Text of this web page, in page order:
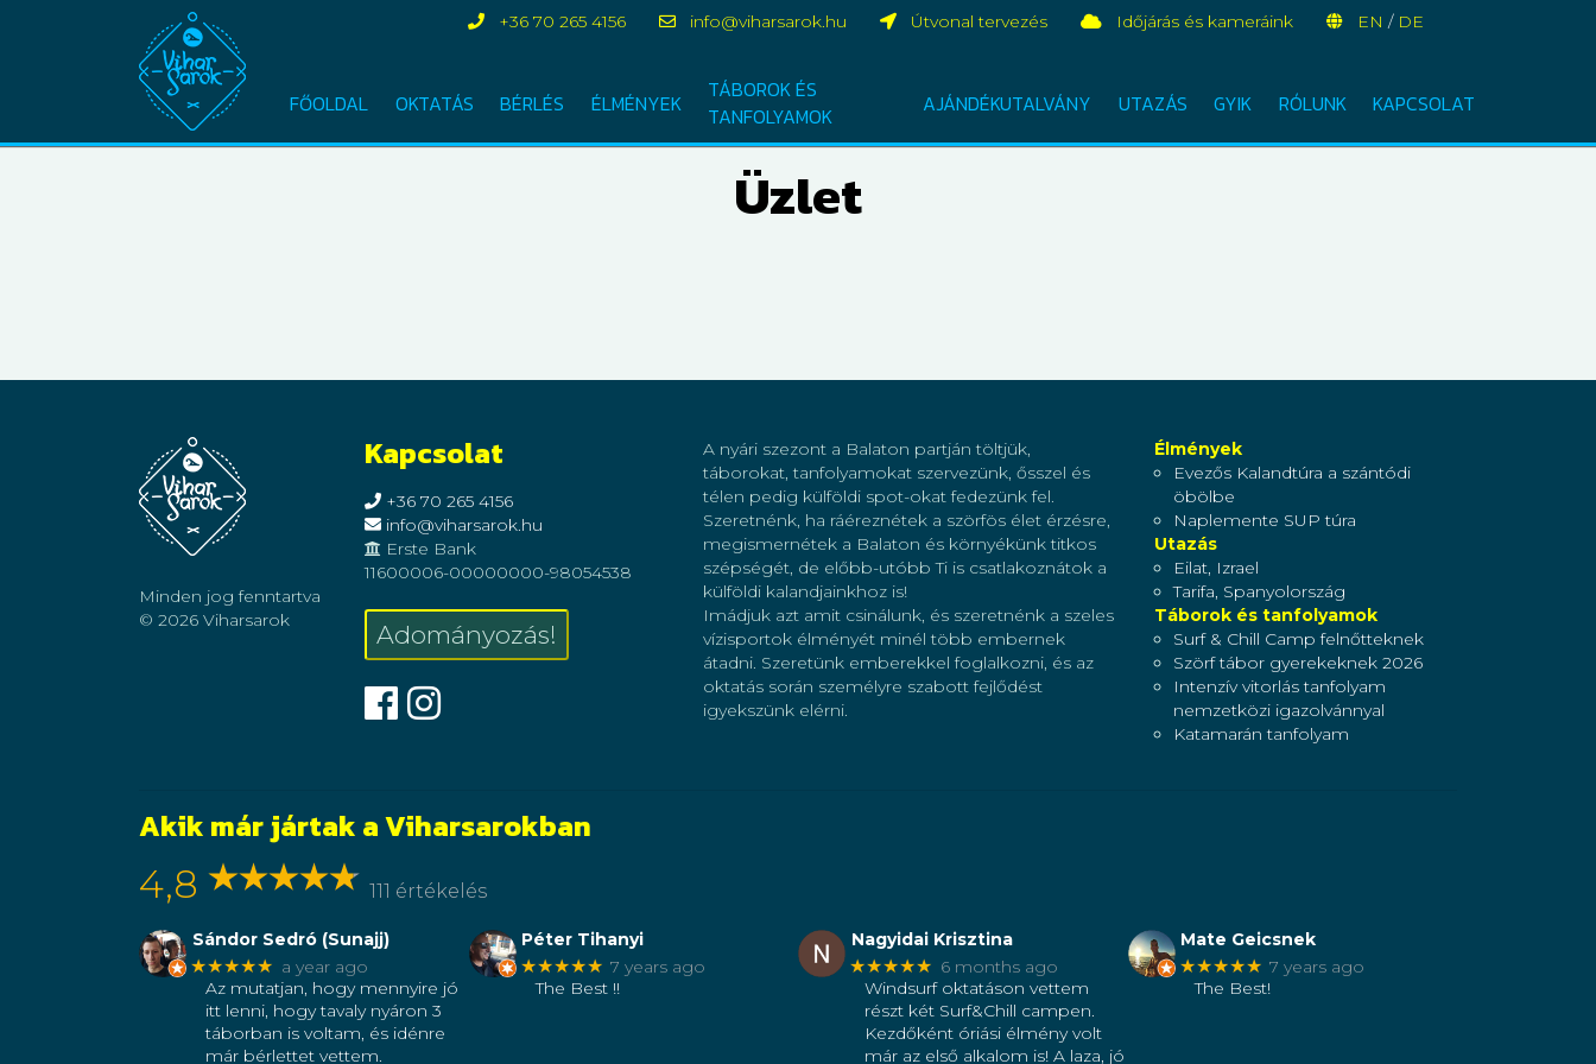
+36 70 265 4156 info@viharsarok.hu Útvonal tervezés Időjárás és kameráink EN /DE
FŐOLDAL OKTATÁS BÉRLÉS ÉLMÉNYEK
TÁBOROK ÉS
TANFOLYAMOK
AJÁNDÉKUTALVÁNY UTAZÁS GYIK RÓLUNK KAPCSOLAT
Üzlet
Minden jog fenntartva
© 2026 Viharsarok
Kapcsolat
+36 70 265 4156
info@viharsarok.hu
Erste Bank
11600006-00000000-98054538
Adományozás!
Facebook
Instagram
A nyári szezont a Balaton partján töltjük,
táborokat, tanfolyamokat szervezünk, ősszel és
télen pedig külföldi spot-okat fedezünk fel.
Szeretnénk, ha ráéreznétek a szörfös élet érzésre,
megismernétek a Balaton és környékünk titkos
szépségét, de előbb-utóbb Ti is csatlakoznátok a
külföldi kalandjainkhoz is!
Imádjuk azt amit csinálunk, és szeretnénk a szeles
vízisportok élményét minél több embernek
átadni. Szeretünk emberekkel foglalkozni, és az
oktatás során személyre szabott fejlődést
igyekszünk elérni.
Élmények
Evezős Kalandtúra a szántódi
öbölbe
Naplemente SUP túra
Utazás
Eilat, Izrael
Tarifa, Spanyolország
Táborok és tanfolyamok
Surf & Chill Camp felnőtteknek
Szörf tábor gyerekeknek 2026
Intenzív vitorlás tanfolyam
nemzetközi igazolvánnyal
Katamarán tanfolyam
Akik már jártak a Viharsarokban
4,8 111 értékelés
Sándor Sedró (Sunajj)
★★★★★ a year ago
Az mutatjan, hogy mennyire jó
itt lenni, hogy tavaly nyáron 3
táborban is voltam, és idénre
már bérlettet vettem.
Péter Tihanyi
★★★★★ 7 years ago
The Best !!
Nagyidai Krisztina
★★★★★ 6 months ago
Windsurf oktatáson vettem
részt két Surf&Chill campen.
Kezdőként óriási élmény volt
már az első alkalom is! A laza, jó
Mate Geicsnek
★★★★★ 7 years ago
The Best!